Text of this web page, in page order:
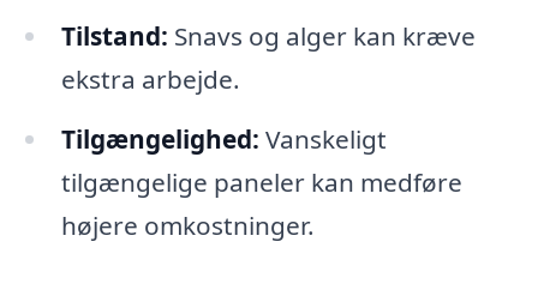
Tilstand: Snavs og alger kan kræve
ekstra arbejde.
Tilgængelighed: Vanskeligt
tilgængelige paneler kan medføre
højere omkostninger.